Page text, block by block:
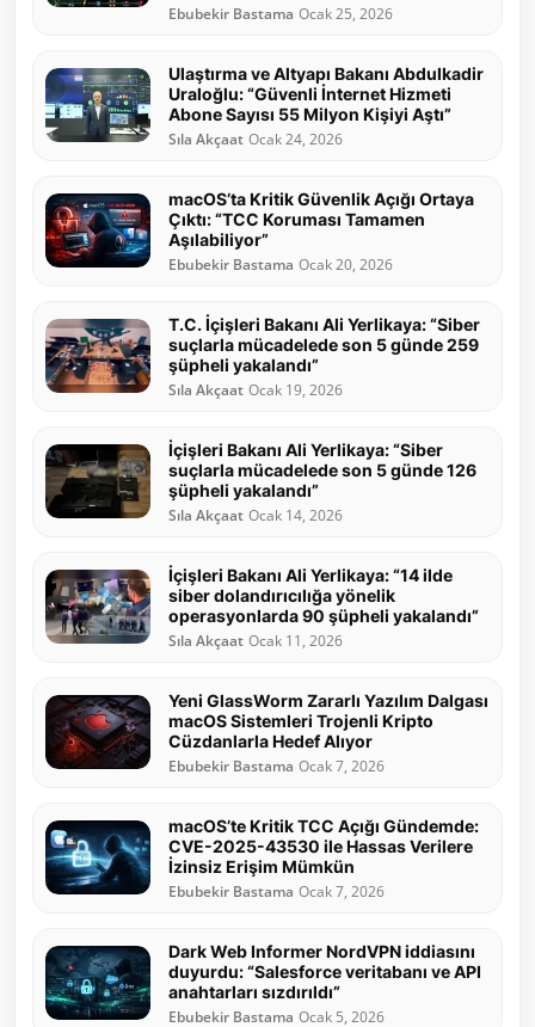
Ebubekir Bastama Ocak 25, 2026
Ulaştırma ve Altyapı Bakanı Abdulkadir
Uraloğlu: “Güvenli İnternet Hizmeti
Abone Sayısı 55 Milyon Kişiyi Aştı”
Sıla Akçaat Ocak 24, 2026
macOS’ta Kritik Güvenlik Açığı Ortaya
Çıktı: “TCC Koruması Tamamen
Aşılabiliyor”
Ebubekir Bastama Ocak 20, 2026
T.C. İçişleri Bakanı Ali Yerlikaya: “Siber
suçlarla mücadelede son 5 günde 259
şüpheli yakalandı”
Sıla Akçaat Ocak 19, 2026
İçişleri Bakanı Ali Yerlikaya: “Siber
suçlarla mücadelede son 5 günde 126
şüpheli yakalandı”
Sıla Akçaat Ocak 14, 2026
İçişleri Bakanı Ali Yerlikaya: “14 ilde
siber dolandırıcılığa yönelik
operasyonlarda 90 şüpheli yakalandı”
Sıla Akçaat Ocak 11, 2026
Yeni GlassWorm Zararlı Yazılım Dalgası
macOS Sistemleri Trojenli Kripto
Cüzdanlarla Hedef Alıyor
Ebubekir Bastama Ocak 7, 2026
macOS’te Kritik TCC Açığı Gündemde:
CVE-2025-43530 ile Hassas Verilere
İzinsiz Erişim Mümkün
Ebubekir Bastama Ocak 7, 2026
Dark Web Informer NordVPN iddiasını
duyurdu: “Salesforce veritabanı ve API
anahtarları sızdırıldı”
Ebubekir Bastama Ocak 5, 2026